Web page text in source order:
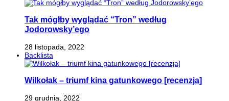
Tak mógłby wyglądać “Tron” według
Jodorowsky’ego
28 listopada, 2022
Backlista
Wilkołak – triumf kina gatunkowego [recenzja]
29 grudnia, 2022